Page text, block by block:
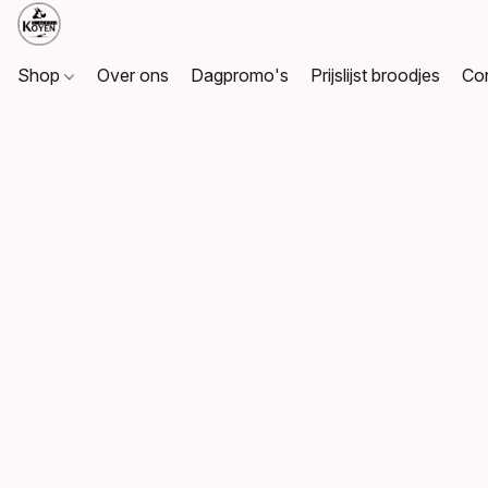
Shop Over ons Dagpromo's Prijslijst broodjes